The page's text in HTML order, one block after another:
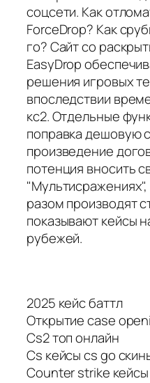
соцсети. Как
ForceDrop? Как
го? Сайт со
EasyDrop
решения игровых
впоследствии
кс2. Отдельные
поправка дешовую
произведение
потенция вносить
разом производят
показывают кейсы
рубежей.
2025 кейс баттл
Открытие case
Cs2 топ онлайн
Cs кейсы cs go
Counter strike